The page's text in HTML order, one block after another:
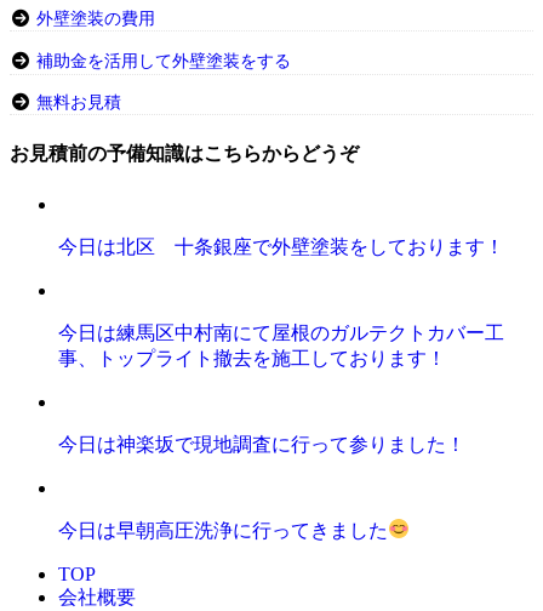
外壁塗装の費用
補助金を活用して外壁塗装をする
無料お見積
お見積前の予備知識はこちらからどうぞ
今日は北区 十条銀座で外壁塗装をしております！
今日は練馬区中村南にて屋根のガルテクトカバー工
事、トップライト撤去を施工しております！
今日は神楽坂で現地調査に行って参りました！
今日は早朝高圧洗浄に行ってきました
TOP
会社概要